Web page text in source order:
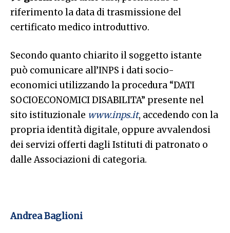
riferimento la data di trasmissione del
certificato medico introduttivo.
Secondo quanto chiarito il soggetto istante
può comunicare all’INPS i dati socio-
economici utilizzando la procedura “DATI
SOCIOECONOMICI DISABILITA” presente nel
sito istituzionale www.inps.it, accedendo con la
propria identità digitale, oppure avvalendosi
dei servizi offerti dagli Istituti di patronato o
dalle Associazioni di categoria.
Andrea Baglioni